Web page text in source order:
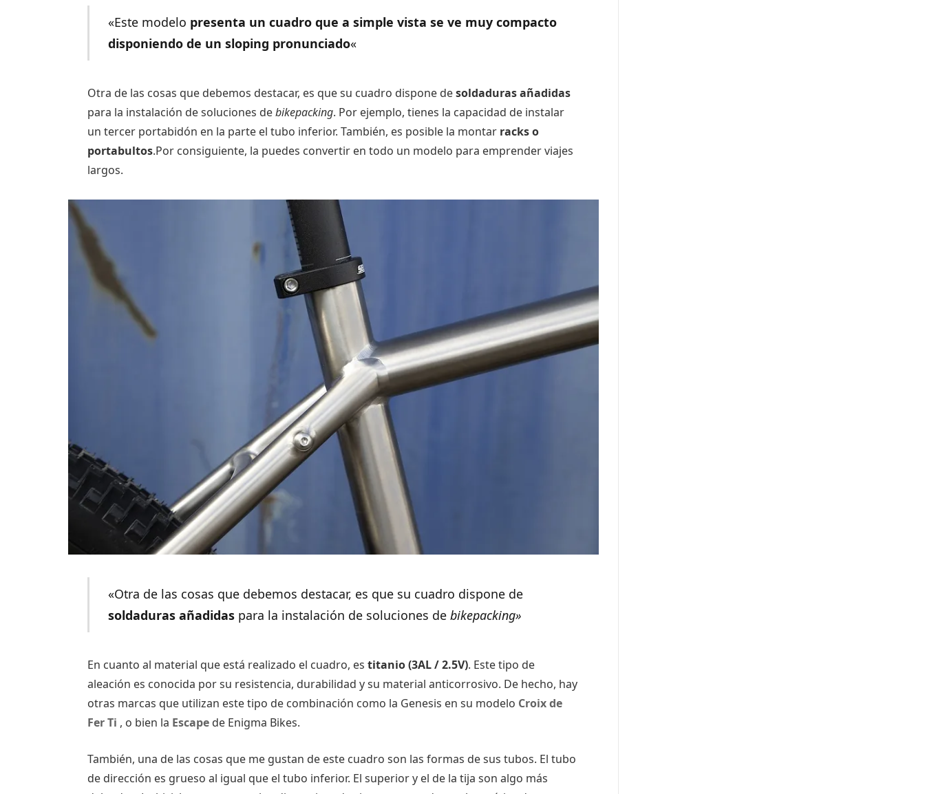
«Este modelo presenta un cuadro que a simple vista se ve muy compacto
disponiendo de un sloping pronunciado«
Otra de las cosas que debemos destacar, es que su cuadro dispone desoldaduras añadidas
para la instalación de soluciones debikepacking. Por ejemplo, tienes la capacidad de instalar
un tercer portabidón en la parte el tubo inferior. También, es posible la montar racks o
portabultos.Por consiguiente, la puedes convertir en todo un modelo para emprender viajes
largos.
«Otra de las cosas que debemos destacar, es que su cuadro dispone de
soldaduras añadidas para la instalación de soluciones debikepacking»
En cuanto al material que está realizado el cuadro, estitanio (3AL / 2.5V). Este tipo de
aleación es conocida por su resistencia, durabilidad y su material anticorrosivo. De hecho, hay
otras marcas que utilizan este tipo de combinación como la Genesis en su modelo Croix de
Fer Ti , o bien la Escape de Enigma Bikes.
También, una de las cosas que me gustan de este cuadro son las formas de sus tubos. El tubo
de dirección es grueso al igual que el tubo inferior. El superior y el de la tija son algo más